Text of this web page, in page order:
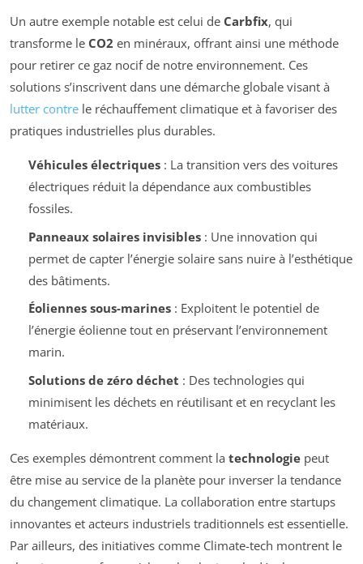
Un autre exemple notable est celui de Carbfix, qui
transforme le CO2 en minéraux, offrant ainsi une méthode
pour retirer ce gaz nocif de notre environnement. Ces
solutions s’inscrivent dans une démarche globale visant à
lutter contre le réchauffement climatique et à favoriser des
pratiques industrielles plus durables.
Véhicules électriques: La transition vers des voitures
électriques réduit la dépendance aux combustibles
fossiles.
Panneaux solaires invisibles: Une innovation qui
permet de capter l’énergie solaire sans nuire à l’esthétique
des bâtiments.
Éoliennes sous-marines: Exploitent le potentiel de
l’énergie éolienne tout en préservant l’environnement
marin.
Solutions de zéro déchet : Des technologies qui
minimisent les déchets en réutilisant et en recyclant les
matériaux.
Ces exemples démontrent comment la technologie peut
être mise au service de la planète pour inverser la tendance
du changement climatique. La collaboration entre startups
innovantes et acteurs industriels traditionnels est essentielle.
Par ailleurs, des initiatives comme Climate-tech montrent le